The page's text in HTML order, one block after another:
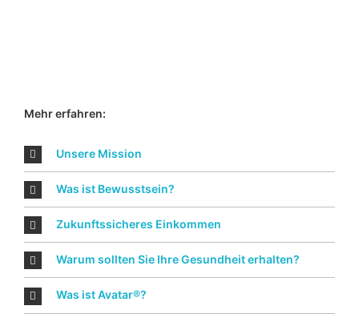
Mehr erfahren:
Unsere Mission
Was ist Bewusstsein?
Zukunftssicheres Einkommen
Warum sollten Sie Ihre Gesundheit erhalten?
Was ist Avatar®?